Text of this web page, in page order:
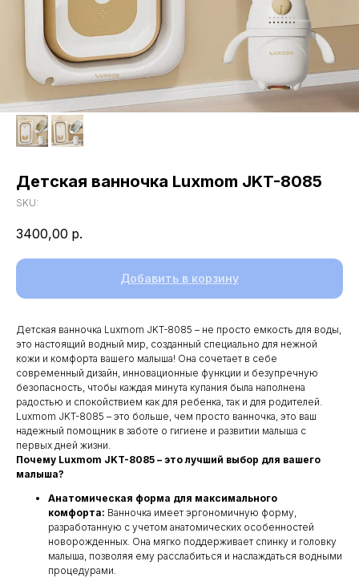
Детская ванночка Luxmom JKT-8085
SKU:
3400,00 р.
Добавить в корзину
Детская ванночка Luxmom JKT-8085 – не просто емкость для воды,
это настоящий водный мир, созданный специально для нежной
кожи и комфорта вашего малыша! Она сочетает в себе
современный дизайн, инновационные функции и безупречную
безопасность, чтобы каждая минута купания была наполнена
радостью и спокойствием как для ребенка, так и для родителей.
Luxmom JKT-8085 – это больше, чем просто ванночка, это ваш
надежный помощник в заботе о гигиене и развитии малыша с
первых дней жизни.
Почему Luxmom JKT-8085 – это лучший выбор для вашего
малыша?
Анатомическая форма для максимального
комфорта: Ванночка имеет эргономичную форму,
разработанную с учетом анатомических особенностей
новорожденных. Она мягко поддерживает спинку и головку
малыша, позволяя ему расслабиться и наслаждаться водными
процедурами.